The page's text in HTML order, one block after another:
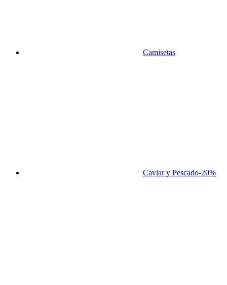
Camisetas
Caviar y Pescado-20%